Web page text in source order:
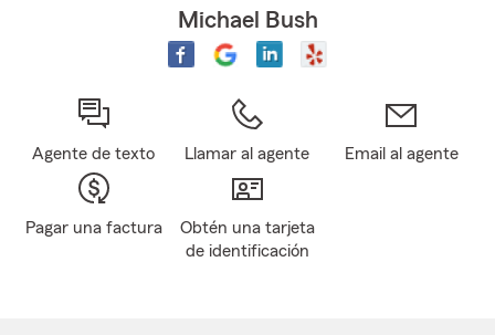
Michael Bush
Agente de texto Llamar al agente Email al agente
Pagar una factura
Obtén una tarjeta
de identificación